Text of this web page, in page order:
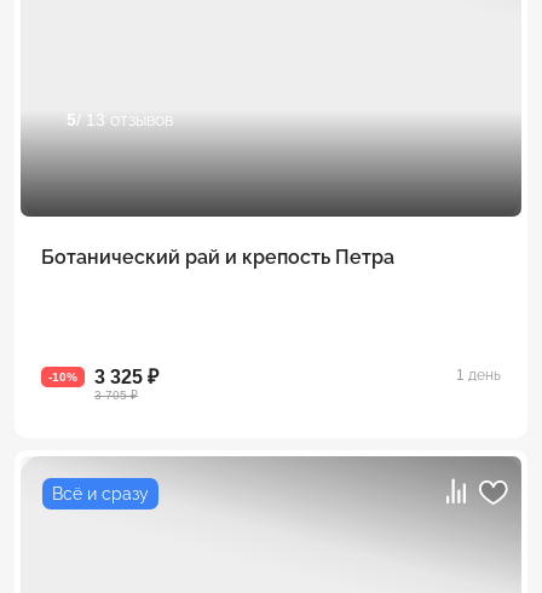
5/ 13 отзывов
Ботанический рай и крепость Петра
-10% 3 325 ₽
3 705 ₽
1 день
Всё и сразу